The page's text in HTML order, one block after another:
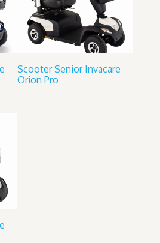
Scooter Senior Invacare
Orion Pro